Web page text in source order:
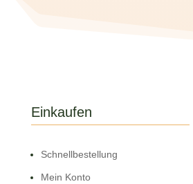
Einkaufen
Schnell­bestellung
Mein Konto